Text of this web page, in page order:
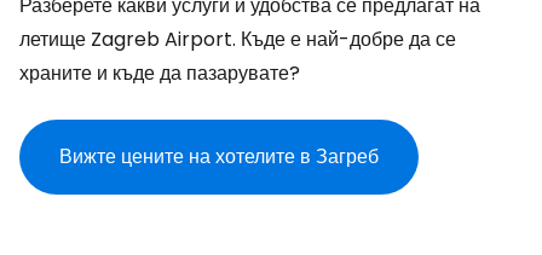
летище Zagreb Airport. Къде е най-добре да се
храните и къде да пазарувате?
Вижте цените на хотелите в Загреб